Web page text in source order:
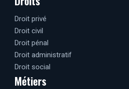
Droit privé
Droit civil
Droit pénal
Droit administratif
Droit social
Métiers